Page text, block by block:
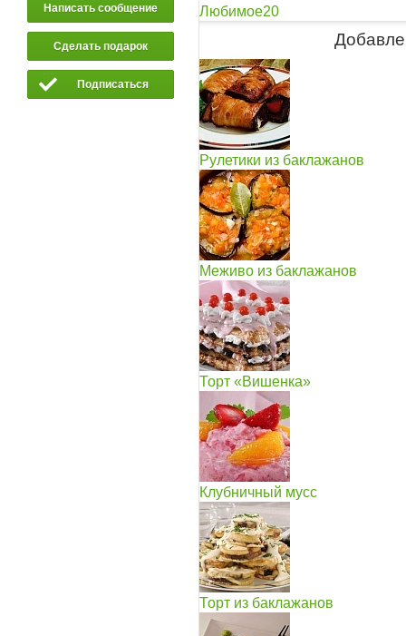
Написать сообщение
Сделать подарок
Подписаться
Любимое20
Рулетики из баклажанов
Меживо из баклажанов
Торт «Вишенка»
Клубничный мусс
Торт из баклажанов